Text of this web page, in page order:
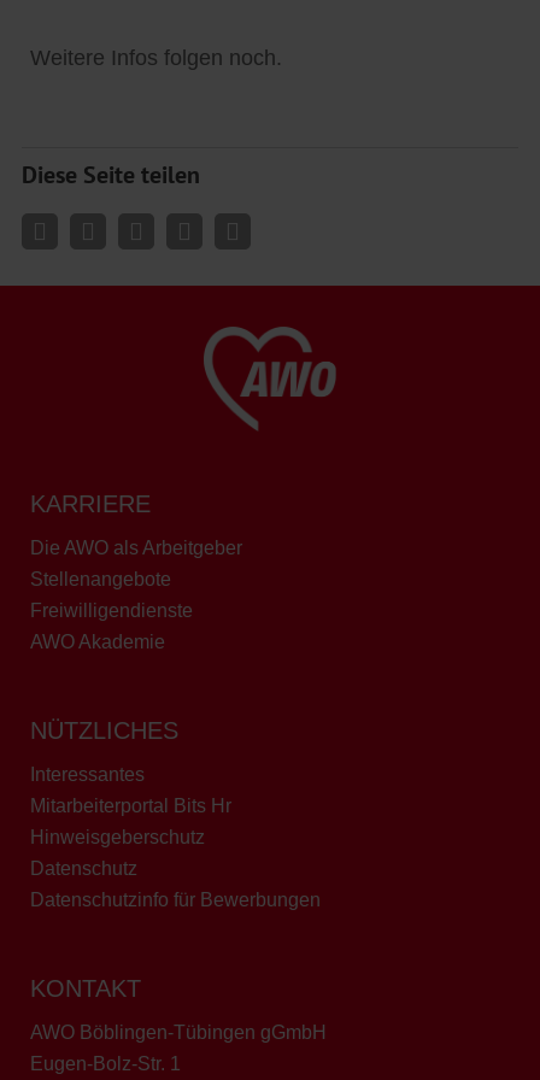
Weitere Infos folgen noch.
Diese Seite teilen
KARRIERE
Die AWO als Arbeitgeber
Stellenangebote
Freiwilligendienste
AWO Akademie
NÜTZLICHES
Interessantes
Mitarbeiterportal Bits Hr
Hinweisgeberschutz
Datenschutz
Datenschutzinfo für Bewerbungen
KONTAKT
AWO Böblingen-Tübingen gGmbH
Eugen-Bolz-Str. 1